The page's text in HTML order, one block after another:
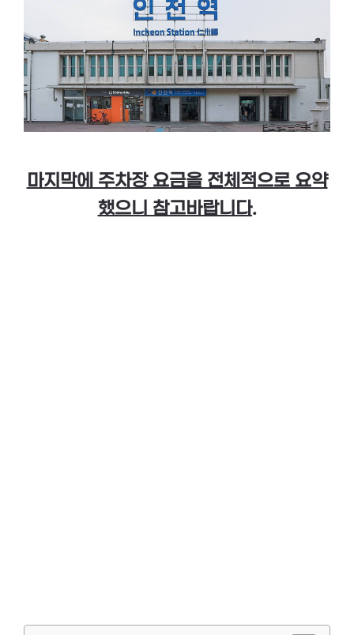
마지막에 주차장 요금을 전체적으로 요약
했으니 참고바랍니다.